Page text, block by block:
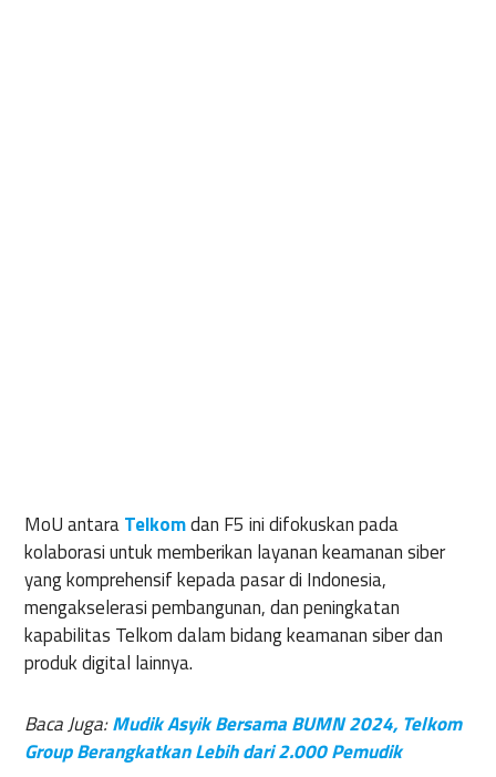
MoU antaraTelkomdan F5 ini difokuskan pada
kolaborasi untuk memberikan layanan keamanan siber
yang komprehensif kepada pasar di Indonesia,
mengakselerasi pembangunan, dan peningkatan
kapabilitas Telkom dalam bidang keamanan siber dan
produk digital lainnya.
Baca Juga:Mudik Asyik Bersama BUMN 2024, Telkom
Group Berangkatkan Lebih dari 2.000 Pemudik